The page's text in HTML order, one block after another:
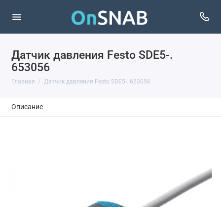
Датчик давления Festo SDE5-.
653056
Главная Датчик давления Festo SDE5-. 653056
Описание